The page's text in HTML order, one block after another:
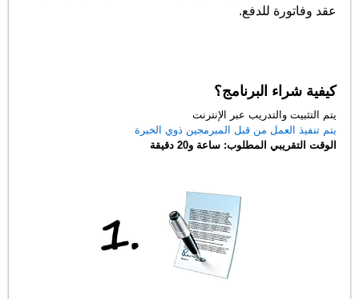
عقد وفاتورة للدفع.
كيفية شراء البرنامج؟
يتم التثبيت والتدريب عبر الإنترنت
يتم تنفيذ العمل من قبل المبرمجين ذوي الخبرة
الوقت التقريبي المطلوب: ساعة و20 دقيقة